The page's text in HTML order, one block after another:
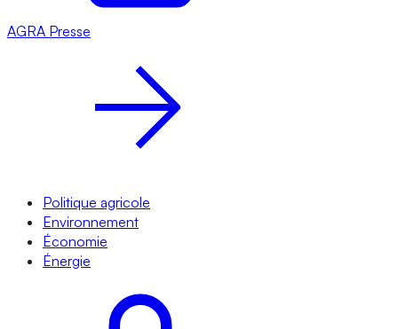
AGRA Presse
Politique agricole
Environnement
Économie
Énergie